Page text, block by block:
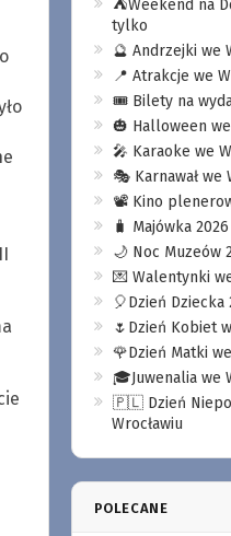
⛺️Weekend na
tylko
🔮 Andrzejki we
📍 Atrakcje we
🎟️ Bilety na
🎃 Halloween we
🎤 Karaoke we
🎭 Karnawał we
📽️ Kino
🧳 Majówka
🌙 Noc Muzeów
💌 Walentynki
🎈Dzień Dziecka
🌷Dzień Kobiet
🌹Dzień Matki
🎓Juwenalia we
🇵🇱 Dzień
Wrocławiu
POLECANE